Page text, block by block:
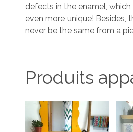
defects in the enamel,
even more unique! Besides,
never be the same from a
Produits